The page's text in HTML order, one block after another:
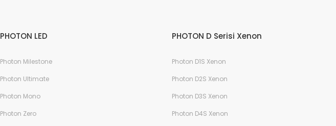
PHOTON LED
Photon Milestone
Photon Ultimate
Photon Mono
Photon Zero
PHOTON D Serisi Xenon
Photon D1S Xenon
Photon D2S Xenon
Photon D3S Xenon
Photon D4S Xenon